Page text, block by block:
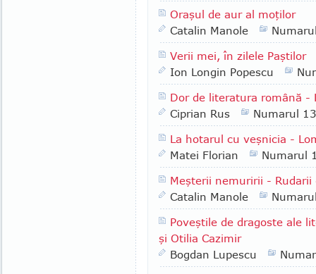
Oraşul de aur al moţilor
Catalin Manole
Verii mei, în zilele Paştilor
Ion Longin Popescu
Dor de literatura română -
Ciprian Rus
Numarul
La hotarul cu veşnicia -
Matei Florian
Numarul
Meşterii nemuririi - Rudarii
Catalin Manole
Poveştile de dragoste ale
şi Otilia Cazimir
Bogdan Lupescu